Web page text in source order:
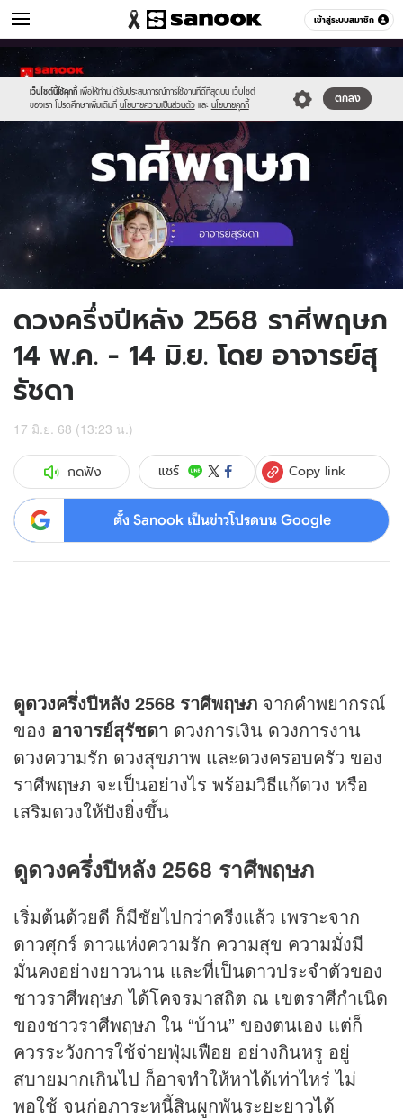
เข้าสู่ระบบสมาชิก
ดูดวง หมวดอื่นๆ
เว็บไซต์นี้ใช้คุกกี้ เพื่อให้ท่านได้รับประสบการณ์การใช้งานที่ดีที่สุดบน เว็บไซต์
ของเรา โปรดศึกษาเพิ่มเติมที่ นโยบายความเป็นส่วนตัว และ นโยบายคุกกี้
ตกลง
Sanook
//s.isanook.com/sr/0/images/logo-
new-
sanook.png
600
60
//s.isanook.com/ho/0/ud/61/306815/2.jpg
ดวงครึ่งปีหลัง 2568 ราศีพฤษภ
14 พ.ค. - 14 มิ.ย. โดย อาจารย์สุ
รัชดา
17 มิ.ย. 68 (13:23 น.)
กดฟัง แชร์ Copy link
ตั้ง Sanook เป็นข่าวโปรดบน Google
ดูดวงครึ่งปีหลัง 2568 ราศีพฤษภ จากคำพยากรณ์
ของ อาจารย์สุรัชดา ดวงการเงิน ดวงการงาน
ดวงความรัก ดวงสุขภาพ และดวงครอบครัว ของ
ราศีพฤษภ จะเป็นอย่างไร พร้อมวิธีแก้ดวง หรือ
เสริมดวงให้ปังยิ่งขึ้น
ดูดวงครึ่งปีหลัง 2568 ราศีพฤษภ
เริ่มต้นด้วยดี ก็มีชัยไปกว่าครีงแล้ว เพราะจาก
ดาวศุกร์ ดาวแห่งความรัก ความสุข ความมั่งมี
มั่นคงอย่างยาวนาน และที่เป็นดาวประจำตัวของ
ชาวราศีพฤษภ ได้โคจรมาสถิต ณ เขตราศีกำเนิด
ของชาวราศีพฤษภ ใน “บ้าน” ของตนเอง แต่ก็
ควรระวังการใช้จ่ายฟุ่มเฟือย อย่างกินหรู อยู่
สบายมากเกินไป ก็อาจทำให้หาได้เท่าไหร่ ไม่
พอใช้ จนก่อภาระหนี้สินผูกพันระยะยาวได้